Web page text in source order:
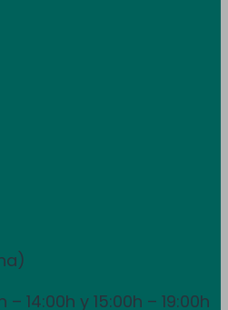
14:00h y 15:00h – 19:00h